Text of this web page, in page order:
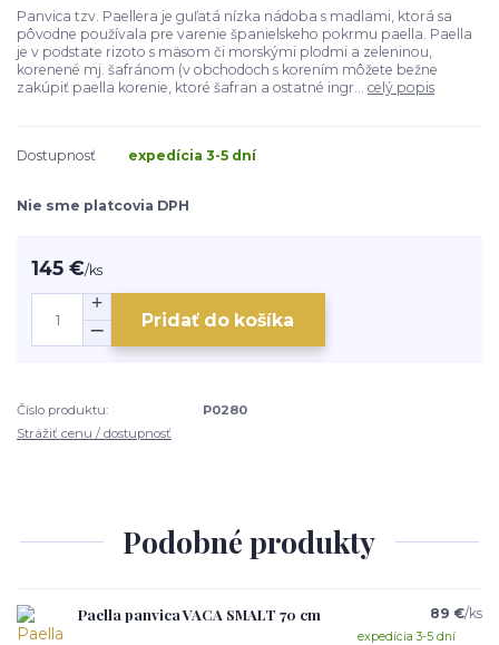
Panvica tzv. Paellera je guľatá nízka nádoba s madlami, ktorá sa
pôvodne používala pre varenie španielskeho pokrmu paella. Paella
je v podstate rizoto s mäsom či morskými plodmi a zeleninou,
korenené mj. šafránom (v obchodoch s korením môžete bežne
zakúpiť paella korenie, ktoré šafran a ostatné ingr... celý popis
Dostupnosť expedícia 3-5 dní
Nie sme platcovia DPH
145 €/ks
Pridať do košíka
Číslo produktu:
P0280
Strážiť cenu / dostupnosť
Podobné produkty
Paella panvica VACA SMALT 70 cm 89 €/ks
expedícia 3-5 dní